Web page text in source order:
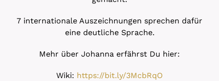
7 internationale Auszeichnungen sprechen dafür
eine deutliche Sprache.
Mehr über Johanna erfährst Du hier:
Wiki: https://bit.ly/3McbRqO